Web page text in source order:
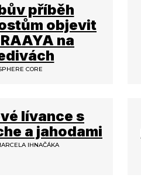
příběh
objevit
na
CORE
lívance s
a jahodami
IHNAČÁKA